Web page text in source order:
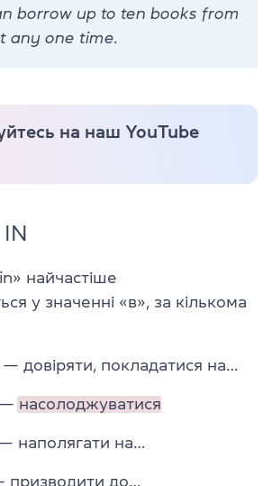
borrow up to ten books from
any one time.
на наш YouTube
найчастіше
у значенні «в», за кількома
— довіряти, покладатися на…
— насолоджуватися
наполягати на…
призводити до…